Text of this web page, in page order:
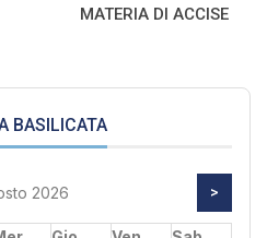
MATERIA DI ACCISE
BASILICATA
2026 >